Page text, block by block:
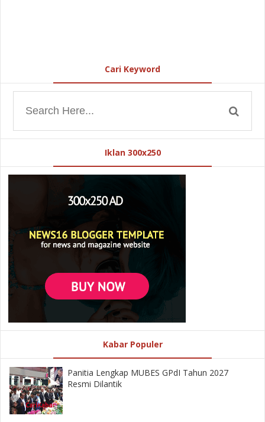
Cari Keyword
Iklan 300x250
Kabar Populer
Panitia Lengkap MUBES GPdI Tahun 2027
Resmi Dilantik